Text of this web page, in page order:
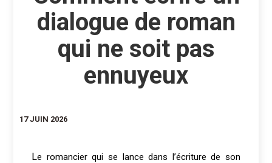
dialogue de roman
qui ne soit pas
ennuyeux
17 JUIN 2026
Le romancier qui se lance dans l’écriture de son